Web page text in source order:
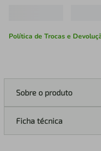
Política de Trocas e
Sobre o produto
Ficha técnica